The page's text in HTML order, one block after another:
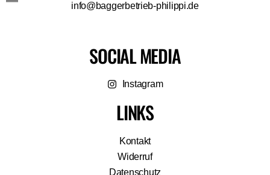
info@baggerbetrieb-philippi.de
SOCIAL MEDIA
Instagram
LINKS
Kontakt
Widerruf
Datenschutz